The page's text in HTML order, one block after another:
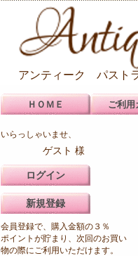
アンティーク パスト
ＨＯＭＥ ご利用
いらっしゃいませ、
ゲスト 様
ログイン
新規登録
会員登録で、購入金額の３％
ポイントが貯まり、次回のお買い
物の際にご利用いただけます。